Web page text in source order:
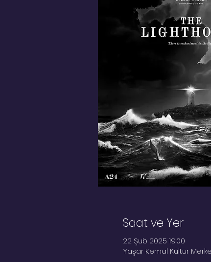
Saat ve Yer
22 Şub 2025 19:00
Yaşar Kemal Kültür